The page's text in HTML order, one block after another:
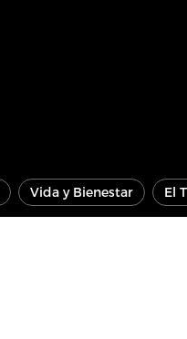
Vida y Bienestar El